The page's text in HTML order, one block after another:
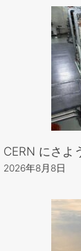
CERN にさよ
2026年8月8日